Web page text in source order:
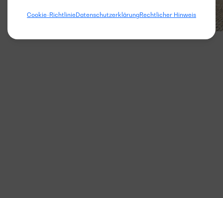
Cookie-RichtlinieDatenschutzerklärungRechtlicher Hinweis